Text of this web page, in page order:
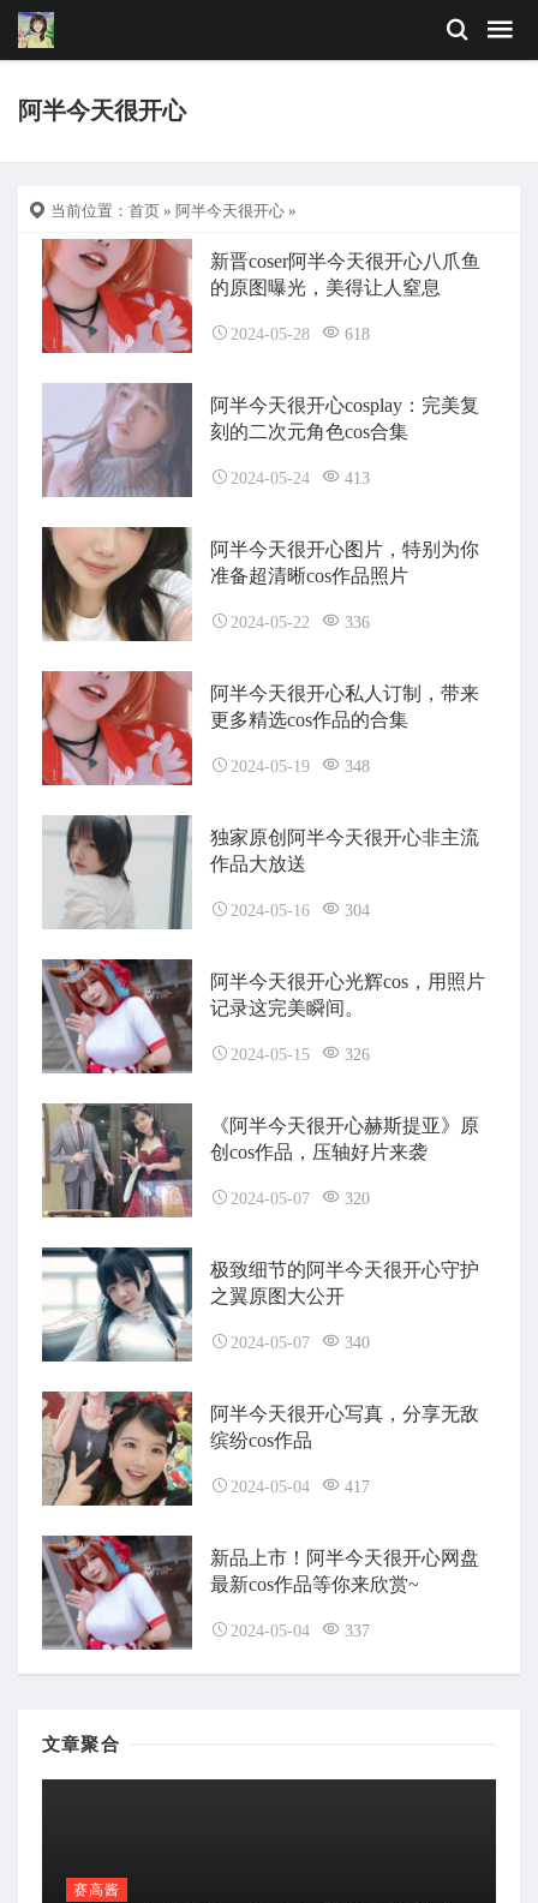
阿半今天很开心
当前位置： 首页 » 阿半今天很开心 »
新晋coser阿半今天很开心八爪鱼
的原图曝光，美得让人窒息
2024-05-28 618
阿半今天很开心cosplay：完美复
刻的二次元角色cos合集
2024-05-24 413
阿半今天很开心图片，特别为你
准备超清晰cos作品照片
2024-05-22 336
阿半今天很开心私人订制，带来
更多精选cos作品的合集
2024-05-19 348
独家原创阿半今天很开心非主流
作品大放送
2024-05-16 304
阿半今天很开心光辉cos，用照片
记录这完美瞬间。
2024-05-15 326
《阿半今天很开心赫斯提亚》原
创cos作品，压轴好片来袭
2024-05-07 320
极致细节的阿半今天很开心守护
之翼原图大公开
2024-05-07 340
阿半今天很开心写真，分享无敌
缤纷cos作品
2024-05-04 417
新品上市！阿半今天很开心网盘
最新cos作品等你来欣赏~
2024-05-04 337
文章聚合
赛高酱